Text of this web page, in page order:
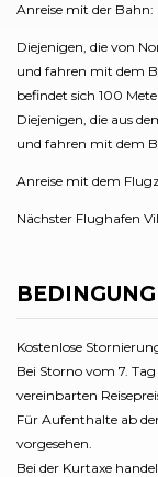
Anreise mit der Bahn:
Diejenigen, die von
und fahren mit dem
befindet sich 100
Diejenigen, die aus
und fahren mit dem
Anreise mit dem
Nächster Flughafen
Kostenlose
Bei Storno vom 7.
vereinbarten
Für Aufenthalte ab
vorgesehen.
Bei der Kurtaxe